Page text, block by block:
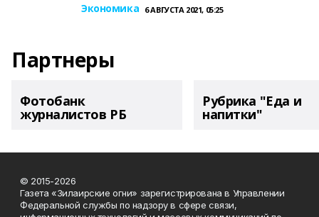
Экономика 6 АВГУСТА 2021, 05:25
Партнеры
Фотобанк
журналистов РБ
Рубрика "Еда и
напитки"
© 2015-2026
Газета «Зилаирские огни» зарегистрирована в Управлении
Федеральной службы по надзору в сфере связи,